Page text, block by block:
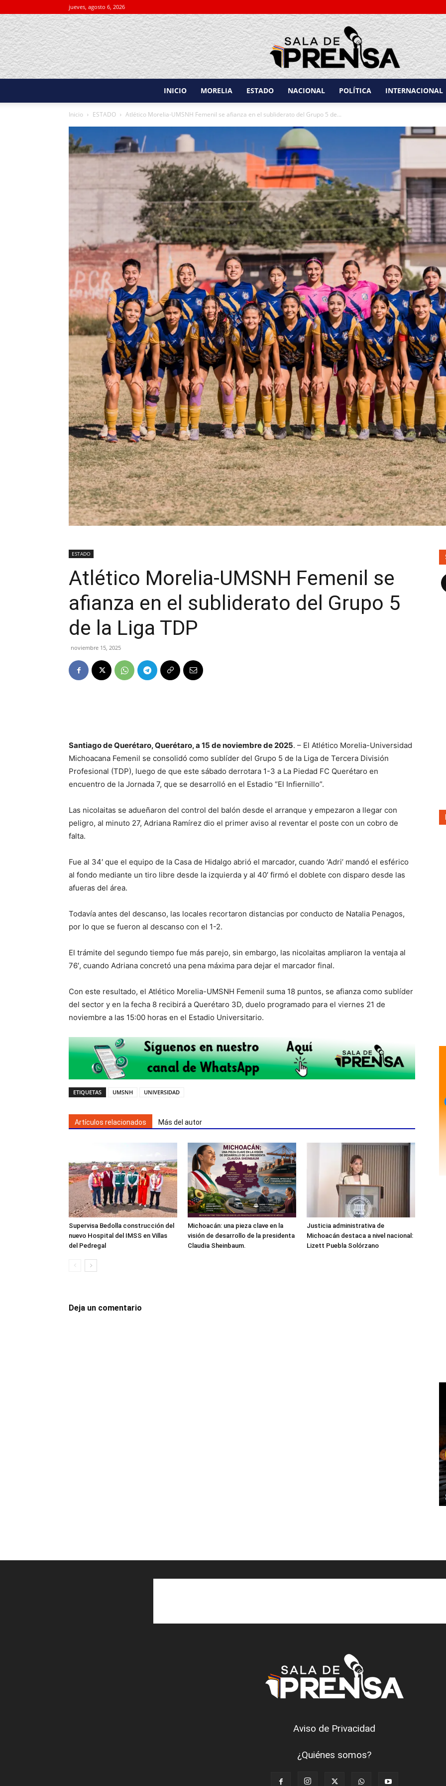
jueves, agosto 6, 2026
de
Prensa
Noticias
INICIO MORELIA ESTADO NACIONAL POLÍTICA INTERNACIONAL
Inicio ESTADO Atlético Morelia-UMSNH Femenil se afianza en el subliderato del Grupo 5 de...
ESTADO
Atlético Morelia-UMSNH Femenil se
afianza en el subliderato del Grupo 5
de la Liga TDP
noviembre 15, 2025
Santiago de Querétaro, Querétaro, a 15 de noviembre de 2025. – El Atlético Morelia-Universidad
Michoacana Femenil se consolidó como sublíder del Grupo 5 de la Liga de Tercera División
Profesional (TDP), luego de que este sábado derrotara 1-3 a La Piedad FC Querétaro en
encuentro de la Jornada 7, que se desarrolló en el Estadio “El Infiernillo”.
Las nicolaitas se adueñaron del control del balón desde el arranque y empezaron a llegar con
peligro, al minuto 27, Adriana Ramírez dio el primer aviso al reventar el poste con un cobro de
falta.
Fue al 34′ que el equipo de la Casa de Hidalgo abrió el marcador, cuando ‘Adri’ mandó el esférico
al fondo mediante un tiro libre desde la izquierda y al 40′ firmó el doblete con disparo desde las
afueras del área.
Todavía antes del descanso, las locales recortaron distancias por conducto de Natalia Penagos,
por lo que se fueron al descanso con el 1-2.
El trámite del segundo tiempo fue más parejo, sin embargo, las nicolaitas ampliaron la ventaja al
76′, cuando Adriana concretó una pena máxima para dejar el marcador final.
Con este resultado, el Atlético Morelia-UMSNH Femenil suma 18 puntos, se afianza como sublíder
del sector y en la fecha 8 recibirá a Querétaro 3D, duelo programado para el viernes 21 de
noviembre a las 15:00 horas en el Estadio Universitario.
ETIQUETAS UMSNH UNIVERSIDAD
Artículos relacionados Más del autor
Supervisa Bedolla construcción del
nuevo Hospital del IMSS en Villas
del Pedregal
Michoacán: una pieza clave en la
visión de desarrollo de la presidenta
Claudia Sheinbaum.
Justicia administrativa de
Michoacán destaca a nivel nacional:
Lizett Puebla Solórzano
Deja un comentario
Aviso de Privacidad
¿Quiénes somos?